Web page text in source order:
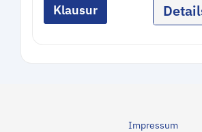
Klausur
Impressum